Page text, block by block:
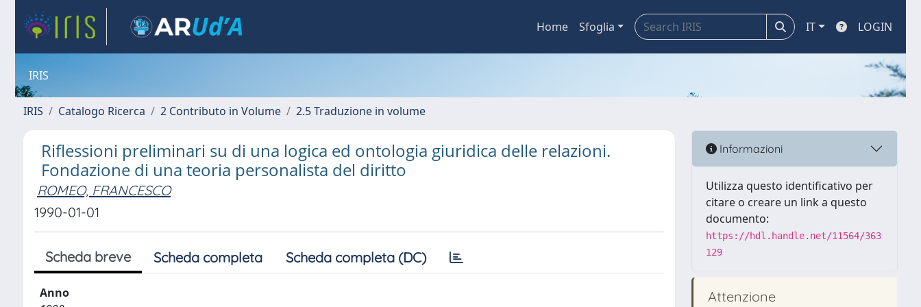
Home Sfoglia IT LOGIN
IRIS
IRIS Catalogo Ricerca 2 Contributo in Volume 2.5 Traduzione in volume
Riflessioni preliminari su di una logica ed ontologia giuridica delle relazioni.
Fondazione di una teoria personalista del diritto
ROMEO, FRANCESCO
1990-01-01
Scheda breve Scheda completa Scheda completa (DC)
Anno
Informazioni
Utilizza questo identificativo per
citare o creare un link a questo
documento:
https://hdl.handle.net/11564/363
129
Attenzione